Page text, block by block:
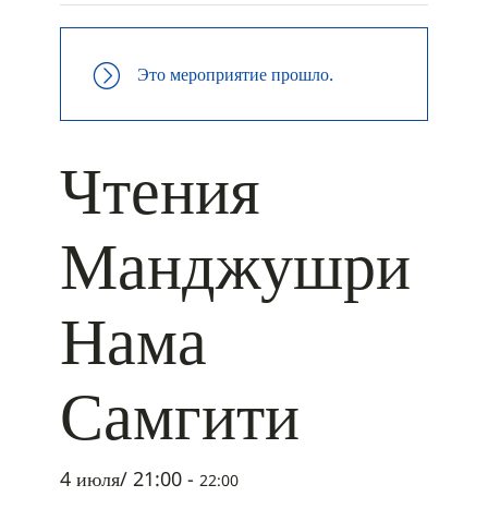
Это мероприятие прошло.
Чтения
Манджушри
Нама
Самгити
4 июля/ 21:00 - 22:00